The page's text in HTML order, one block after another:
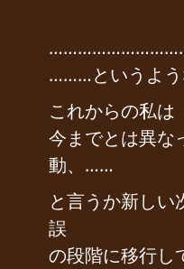
………というよう
これからの私は
今までとは異な
動、……
と言うか新しい
誤
の段階に移行し